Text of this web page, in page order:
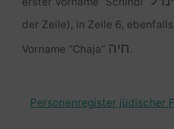
der Zeile), in Zeile 6,
Vorname “Chaja” חיה.
Personenregister jüdischer